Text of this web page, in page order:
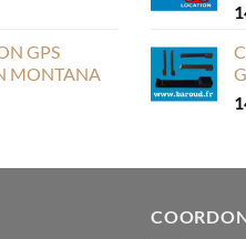
GPS
MONTANA